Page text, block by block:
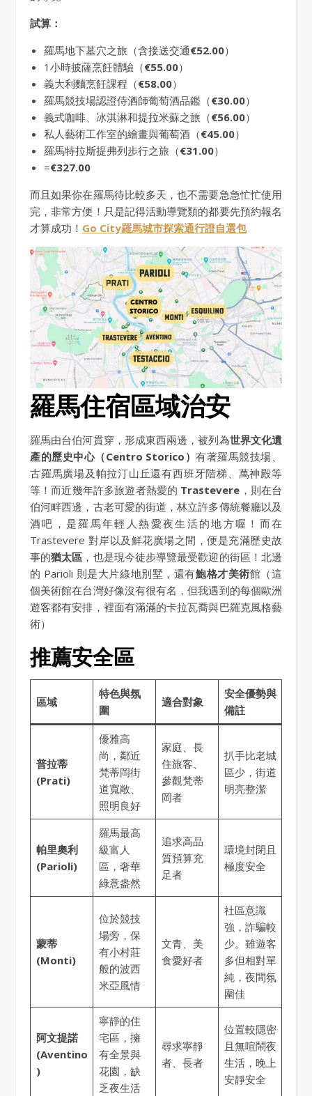
試算：
羅馬地下墓穴之旅（含接送交通€52.00）
1小時披薩烹飪體驗（€55.00）
義大利麵烹飪課程（€58.00）
羅馬競技場認證侍酒師葡萄酒品鑑（€30.00）
義式咖啡、冰淇淋和提拉米蘇之旅（€56.00）
私人藝術工作室的繪畫與葡萄酒（€45.00）
羅馬特拉斯提弗列步行之旅（€31.00）
=€327.00
而且如果你在羅馬待比較多天，也不需要急急忙忙使用
完，非常方便！只是記得活動導覽類的都要先預約報名
才算成功！ Go City羅馬城市探索通行證自選包
羅馬住宿區域治安
羅馬由台伯河貫穿，形成東西兩邊，被列為世界文化遺
產的歷史中心（Centro Storico）有著羅馬競技場、
古羅馬廣場及帕拉汀山丘還有西班牙階梯、萬神殿等
等！而近幾年許多旅遊者熱愛的 Trastevere ，則在台
伯河畔西邊，古老可愛的街道，林立許多傳統餐廳以及
酒吧，是羅馬年輕人熱愛夜生活的地方喔！而在
Trastevere 對岸以及鮮花廣場之間，便是充滿歷史故
事的猶太區 ，也是現今徒步導覽最受歡迎的街區！北邊
的 Parioli 則是大片綠地別墅，還有鮑格才美術館（這
個美術館在台灣好像沒有很有名，但我遇到的每個歐洲
遊客都有安排，裡面有滿滿的卡拉瓦喬與巴羅克風格藝
術）
推薦安全區
區域
特色與氛
圍
適合對象
安全優勢與
備註
普拉蒂
(Prati)
優雅高
尚，鄰近
梵蒂岡街
道寬敞、
照明良好
家庭、長
住旅客、
參觀梵蒂
岡者
扒手比老城
區少，街道
明亮整潔
帕里奧利
(Parioli)
羅馬最高
級富人
區，奢華
綠意盎然
追求高品
質預算充
足者
環境封閉且
極度安全
蒙蒂
(Monti)
位於競技
場旁，保
有小村莊
般的波西
米亞風情
文青、美
食愛好者
社區意識
強，詐騙較
少。雖遊客
多但相對單
純，夜間氛
圍佳
阿文提諾
(Aventino
)
寧靜的住
宅區，擁
有全景與
花園，缺
乏夜生活
尋求寧靜
者、長者
位置較隱密
且無喧鬧夜
生活，晚上
安靜安全